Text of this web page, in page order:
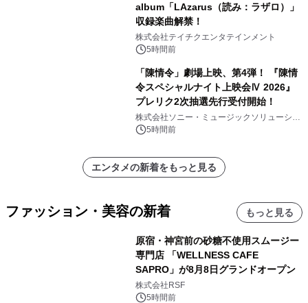
album「LAzarus（読み：ラザロ）」
収録楽曲解禁！
株式会社テイチクエンタテインメント
5時間前
「陳情令」劇場上映、第4弾！ 『陳情
令スペシャルナイト上映会Ⅳ 2026』
プレリク2次抽選先行受付開始！
株式会社ソニー・ミュージックソリューショ
ンズ5時間前
エンタメの新着をもっと見る
ファッション・美容の新着 もっと見る
原宿・神宮前の砂糖不使用スムージー
専門店 「WELLNESS CAFE
SAPRO」が8月8日グランドオープン
株式会社RSF
5時間前